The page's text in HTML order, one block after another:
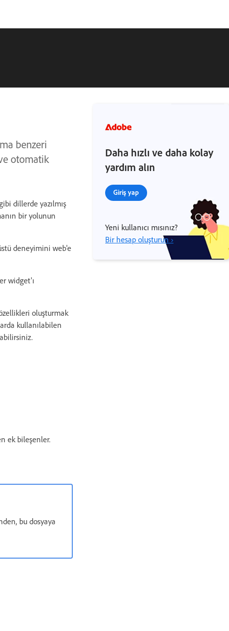
benzeri
otomatik
dillerde yazılmış
bir yolunun
deneyimini web'e
widget'ı
oluşturmak
kullanılabilen
ek bileşenler.
bu dosyaya
Daha hızlı ve daha kolay
yardım alın
Giriş yap
Yeni kullanıcı mısınız?
Bir hesap oluşturun ›